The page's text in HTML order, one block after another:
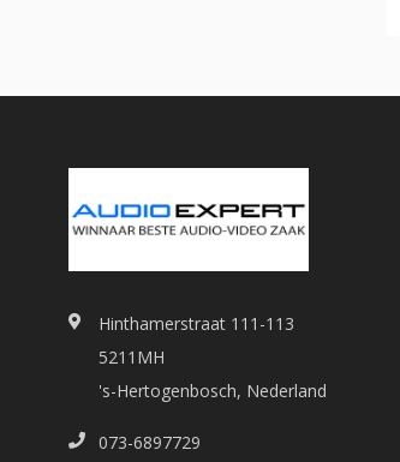
Hinthamerstraat 111-113
5211MH
's-Hertogenbosch, Nederland
073-6897729